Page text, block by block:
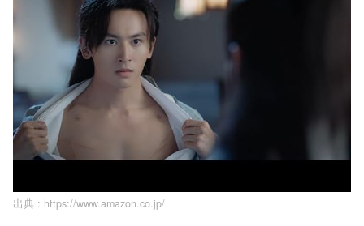
出典 : https://www.amazon.co.jp/